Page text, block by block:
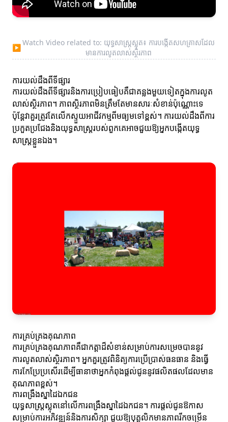
▶
Watch Video related to: យុទ្ធសាស្ត្រស្លុត៖ ការបង្កើតសហគ្រាសដែល
មានការលូតលាស់ស្ថិរភាព
ការយល់ដឹងពីទីផ្សារ
ការយល់ដឹងពីទីផ្សារនិងការប្រៀបធៀបគឺជាគន្លងមួយទៀតក្នុងការលូត
លាស់ស្ថិរភាព។ ភាពស្ថិរភាពមិនត្រឹមតែមានសារៈសំខាន់ប៉ុណ្ណោះទេ
ប៉ុន្តែវាគួរត្រូវតែលើកស្ទួយអាជីវកម្មពីមធ្យមទៅខ្ពស់។ ការ​យល់ដឹងពីការ
ប្រកួតប្រជែងនិងយុទ្ធសាស្ត្ររបស់ពួកគេអាចជួយឱ្យអ្នកបង្កើតយុទ្ធ
សាស្ត្រ​ខ្លួនឯង។
ការគ្រប់គ្រងគុណភាព
ការគ្រប់គ្រងគុណភាពគឺជាកត្តាដ៏សំខាន់សម្រាប់ការសម្រេចបាននូវ
ការលូតលាស់ស្ថិរភាព។ អ្នកគួរត្រូវពិនិត្យការប្រើប្រាស់ធនធាន និងធ្វើ
ការកែប្រែប្រសើរដើម្បីធានាថាអ្នកកំពុងផ្តល់ជូននូវផលិតផលដែលមាន
គុណភាពខ្ពស់។
ការពង្រឹងស្នាដៃឯកជន
យុទ្ធសាស្ត្រស្លុតនៅលើការពង្រឹងស្នាដៃឯកជន។ ការផ្តល់ជូនឱកាស
សម្រាប់ការអភិវឌ្ឍន៍និងការសិក្សា ជួយឱ្យបុគ្គលិកមានភាពរីកចម្រើន